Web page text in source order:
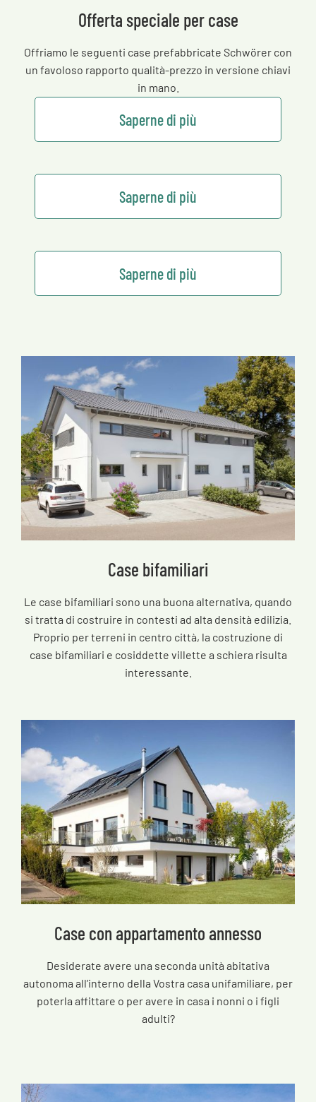
Offerta speciale per case
Offriamo le seguenti case prefabbricate Schwörer con
un favoloso rapporto qualità-prezzo in versione chiavi
in mano.
Saperne di più
Saperne di più
Saperne di più
Case bifamiliari
Le case bifamiliari sono una buona alternativa, quando
si tratta di costruire in contesti ad alta densità edilizia.
Proprio per terreni in centro città, la costruzione di
case bifamiliari e cosiddette villette a schiera risulta
interessante.
Case con appartamento annesso
Desiderate avere una seconda unità abitativa
autonoma all’interno della Vostra casa unifamiliare, per
poterla affittare o per avere in casa i nonni o i figli
adulti?